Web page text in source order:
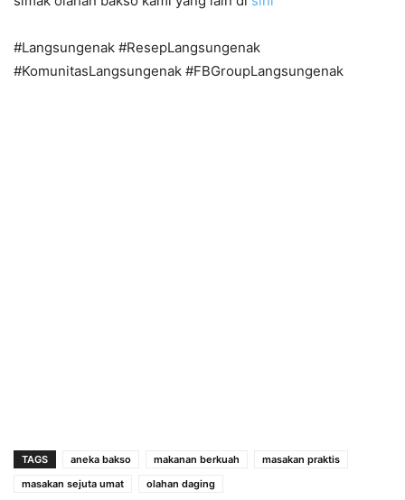
#Langsungenak #ResepLangsungenak
#KomunitasLangsungenak #FBGroupLangsungenak
TAGS aneka bakso makanan berkuah
masakan praktis
masakan sejuta umat
olahan daging